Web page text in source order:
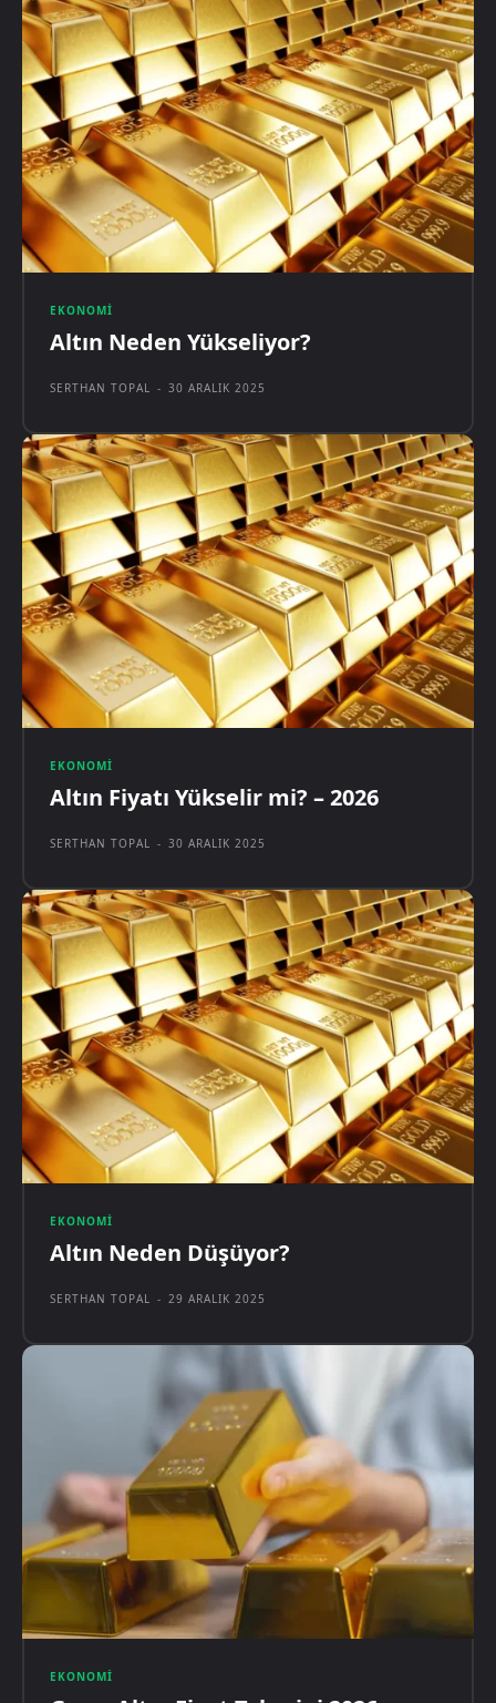
EKONOMI
Altın Neden Yükseliyor?
SERTHAN TOPAL - 30 ARALIK 2025
EKONOMI
Altın Fiyatı Yükselir mi? – 2026
SERTHAN TOPAL - 30 ARALIK 2025
EKONOMI
Altın Neden Düşüyor?
SERTHAN TOPAL - 29 ARALIK 2025
EKONOMI